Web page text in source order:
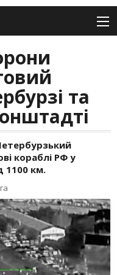
та
кораблі РФ у
1100 км.